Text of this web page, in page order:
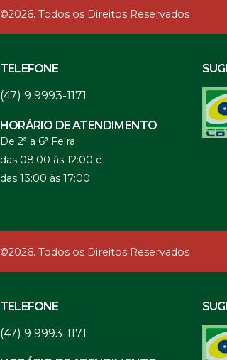
©2026. Todos os Direitos Reservados
TELEFONE
(47) 9 9993-1171
HORÁRIO DE ATENDIMENTO
De 2ª a 6ª Feira
das 08:00 às 12:00 e
das 13:00 às 17:00
©2026. Todos os Direitos Reservados
TELEFONE
(47) 9 9993-1171